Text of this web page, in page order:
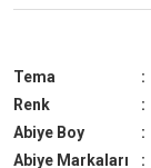
Tema :
Renk
:
Abiye Boy
:
Abiye Markaları
: